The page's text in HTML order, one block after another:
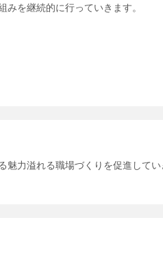
を継続的に行っていきます。
魅力溢れる職場づくりを促進して